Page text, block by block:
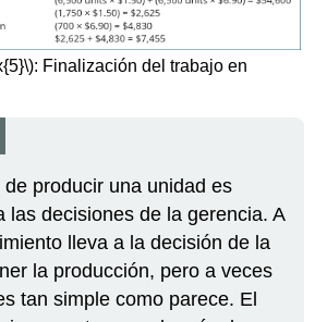
: Finalización del trabajo en
producir una unidad es
las decisiones de la gerencia. A
lleva a la decisión de la
la producción, pero a veces
tan simple como parece. El